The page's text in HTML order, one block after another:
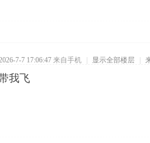
7-7 17:06:47 来自手机 显示全部楼层
我飞